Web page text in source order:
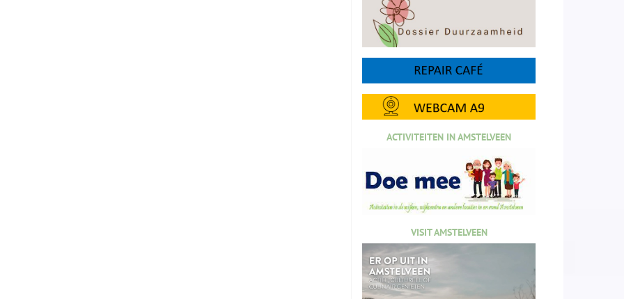
ACTIVITEITEN IN AMSTELVEEN
VISIT AMSTELVEEN